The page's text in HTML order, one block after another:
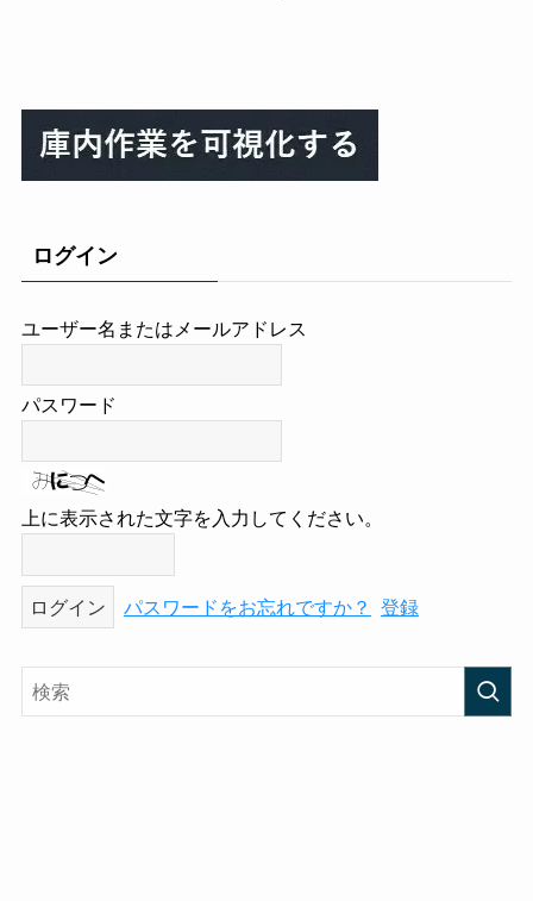
ログイン
ユーザー名またはメールアドレス
パスワード
上に表示された文字を入力してください。
パスワードをお忘れですか？ 登録